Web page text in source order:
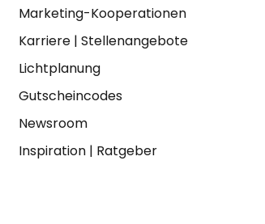
Marketing-Kooperationen
Karriere| Stellenangebote
Lichtplanung
Gutscheincodes
Newsroom
Inspiration| Ratgeber